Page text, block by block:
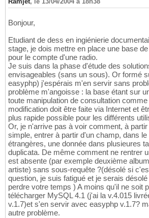
Bonjour,
Etudiant de dess en ingiénierie
stage, je dois mettre en place une base
pour le compte d'une radio.
Je suis dans la phase d'étude des
envisageables (sans un sous). Or formé
easyphp) j'espérais m'en servir sans
problème m'angoisse : la base étant sur
toute manipulation de consultation
modification doit être faite via Internet et
plus rapide possible pour les différents
Or, je n'arrive pas à voir comment, à
simple, entrer à partir d'un champ, dans
étrangères, une donnée dans plusieures
duplicata. De même comment ne rentrer
est absente (par exemple deuxième
artiste) sans sous-requête ?(désolé si
question, je suis fatigué et je serais
perdre votre temps ) A moins qu'il ne soit
télécharger MySQL 4.1 (j'ai la v.4.015
v.1.7)et s'en servir avec easyphp v.1.7?
autre problème.